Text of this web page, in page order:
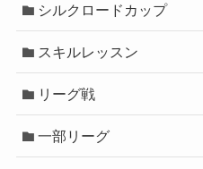
シルクロードカップ
スキルレッスン
リーグ戦
一部リーグ